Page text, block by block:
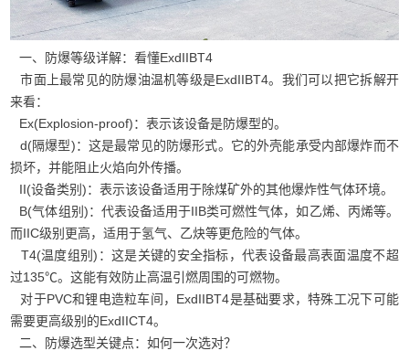
一、防爆等级详解：看懂ExdIIBT4
市面上最常见的防爆油温机等级是ExdIIBT4。我们可以把它拆解开
来看：
Ex(Explosion-proof)：表示该设备是防爆型的。
d(隔爆型)：这是最常见的防爆形式。它的外壳能承受内部爆炸而不
损坏，并能阻止火焰向外传播。
II(设备类别)：表示该设备适用于除煤矿外的其他爆炸性气体环境。
B(气体组别)：代表设备适用于IIB类可燃性气体，如乙烯、丙烯等。
而IIC级别更高，适用于氢气、乙炔等更危险的气体。
T4(温度组别)：这是关键的安全指标，代表设备最高表面温度不超
过135℃。这能有效防止高温引燃周围的可燃物。
对于PVC和锂电造粒车间，ExdIIBT4是基础要求，特殊工况下可能
需要更高级别的ExdIICT4。
二、防爆选型关键点：如何一次选对？